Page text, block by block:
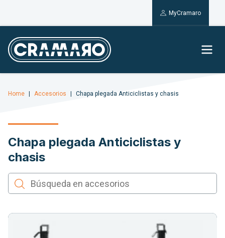
MyCramaro
Home Accesorios Chapa plegada Anticiclistas y chasis
Chapa plegada Anticiclistas y
chasis